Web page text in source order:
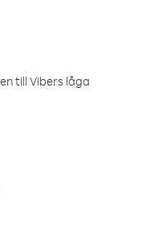
till Vibers låga